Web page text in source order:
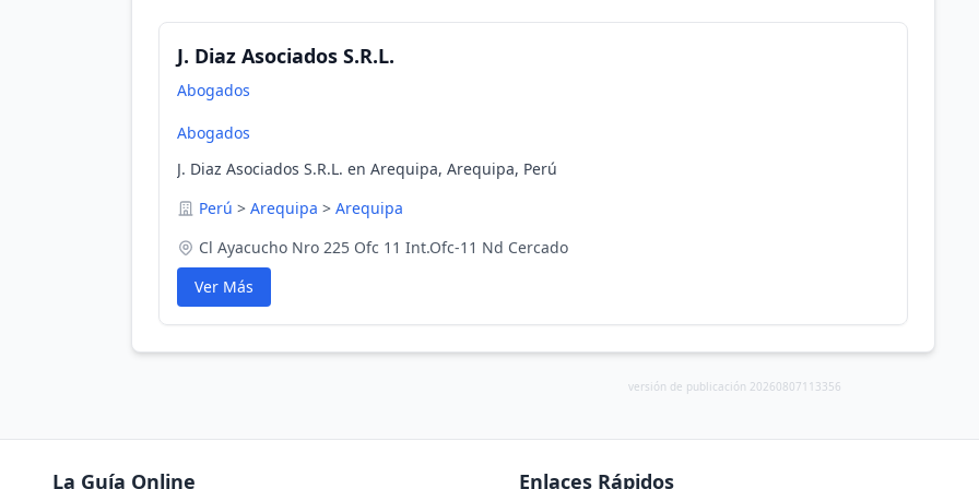
J. Diaz Asociados S.R.L.
Abogados
Abogados
J. Diaz Asociados S.R.L. en Arequipa, Arequipa, Perú
Perú > Arequipa > Arequipa
Cl Ayacucho Nro 225 Ofc 11 Int.Ofc-11 Nd Cercado
Ver Más
versión de publicación 20260807113356
La Guía Online Enlaces Rápidos